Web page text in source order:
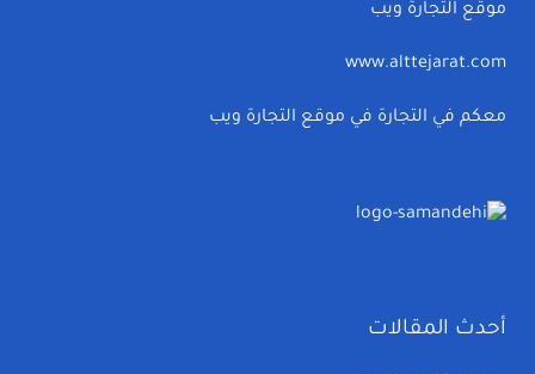
موقع التجارة ويب
www.alttejarat.com
معكم في التجارة في موقع التجارة ويب
أحدث المقالات